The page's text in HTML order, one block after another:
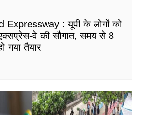
Expressway : यूपी के लोगों को
वे की सौगात, समय से 8
गया तैयार